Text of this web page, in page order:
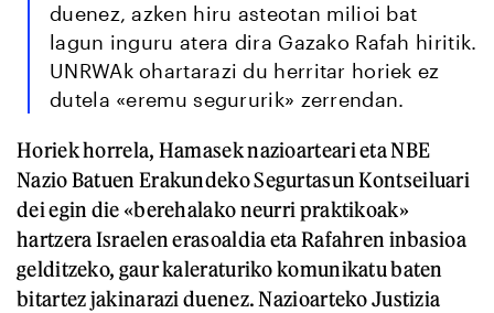
duenez, azken hiru asteotan milioi bat
lagun inguru atera dira Gazako Rafah hiritik.
UNRWAk ohartarazi du herritar horiek ez
dutela «eremu segururik» zerrendan.
Horiek horrela, Hamasek nazioarteari eta NBE
Nazio Batuen Erakundeko Segurtasun Kontseiluari
dei egin die «berehalako neurri praktikoak»
hartzera Israelen erasoaldia eta Rafahren inbasioa
gelditzeko, gaur kaleraturiko komunikatu baten
bitartez jakinarazi duenez. Nazioarteko Justizia